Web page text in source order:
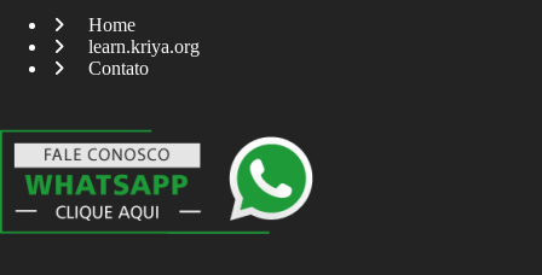
Home
learn.kriya.org
Contato